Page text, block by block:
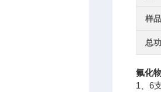
样
总
氟化
1、6